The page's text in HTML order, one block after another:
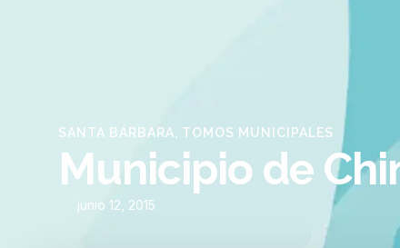
SANTA BÁRBARA TOMOS MUNICIPALES
Municipio de
junio 12, 2015